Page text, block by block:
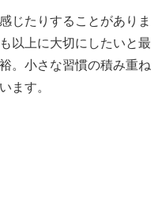
じたりすることがありま
以上に大切にしたいと最
。小さな習慣の積み重ね
ます。